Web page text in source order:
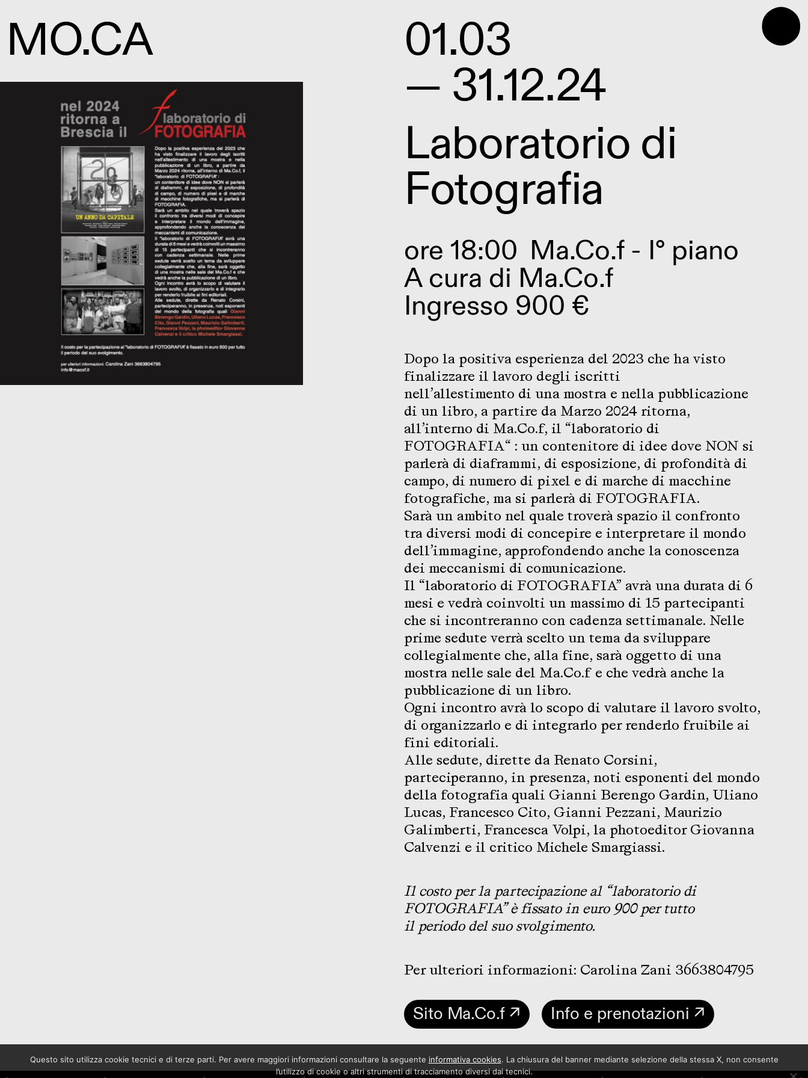
⬤
MO.CA 01.03
— 31.12.24
Laboratorio di
Fotografia
ore 18:00 Ma.Co.f - I° piano
A cura di Ma.Co.f
Ingresso 900 €
Dopo la positiva esperienza del 2023 che ha visto
finalizzare il lavoro degli iscritti
nell’allestimento di una mostra e nella pubblicazione
di un libro, a partire da Marzo 2024 ritorna,
all’interno di Ma.Co.f, il “laboratorio di
FOTOGRAFIA“ : un contenitore di idee dove NON si
parlerà di diaframmi, di esposizione, di profondità di
campo, di numero di pixel e di marche di macchine
fotografiche, ma si parlerà di FOTOGRAFIA.
Sarà un ambito nel quale troverà spazio il confronto
tra diversi modi di concepire e interpretare il mondo
dell’immagine, approfondendo anche la conoscenza
dei meccanismi di comunicazione.
Il “laboratorio di FOTOGRAFIA” avrà una durata di 6
mesi e vedrà coinvolti un massimo di 15 partecipanti
che si incontreranno con cadenza settimanale. Nelle
prime sedute verrà scelto un tema da sviluppare
collegialmente che, alla fine, sarà oggetto di una
mostra nelle sale del Ma.Co.f e che vedrà anche la
pubblicazione di un libro.
Ogni incontro avrà lo scopo di valutare il lavoro svolto,
di organizzarlo e di integrarlo per renderlo fruibile ai
fini editoriali.
Alle sedute, dirette da Renato Corsini,
parteciperanno, in presenza, noti esponenti del mondo
della fotografia quali Gianni Berengo Gardin, Uliano
Lucas, Francesco Cito, Gianni Pezzani, Maurizio
Galimberti, Francesca Volpi, la photoeditor Giovanna
Calvenzi e il critico Michele Smargiassi.
Il costo per la partecipazione al “laboratorio di
FOTOGRAFIA” è fissato in euro 900 per tutto
il periodo del suo svolgimento.
Per ulteriori informazioni: Carolina Zani 3663804795
Sito Ma.Co.f ↗ Info e prenotazioni ↗
Questo sito utilizza cookie tecnici e di terze parti. Per avere maggiori informazioni consultare la seguente informativa cookies. La chiusura del banner mediante selezione della stessa X, non consente
l’utilizzo di cookie o altri strumenti di tracciamento diversi dai tecnici.